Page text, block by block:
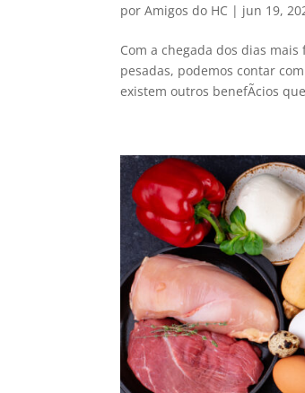
porAmigos do HC | jun 19,
Com a chegada dos dias
pesadas, podemos contar
existem outros benefÃ­cios